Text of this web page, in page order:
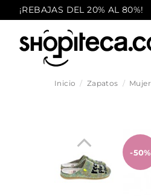
¡REBAJAS DEL 20% AL 80%!
Inicio Zapatos Mujer
-50%